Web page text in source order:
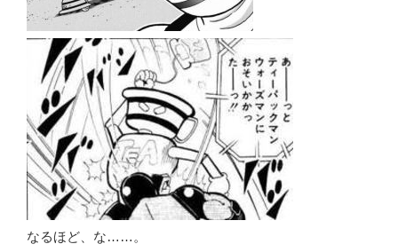
なるほど、な……。